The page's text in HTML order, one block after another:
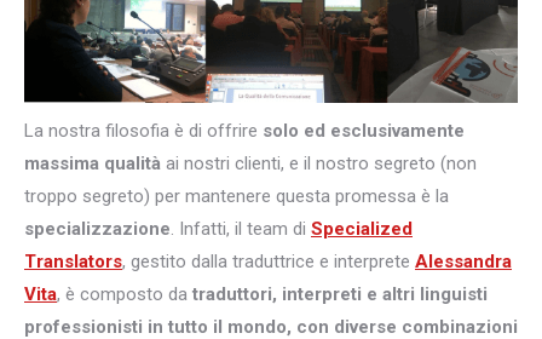
La nostra filosofia è di offrire solo ed esclusivamente
massima qualità ai nostri clienti, e il nostro segreto (non
troppo segreto) per mantenere questa promessa è la
specializzazione. Infatti, il team di Specialized
Translators, gestito dalla traduttrice e interprete Alessandra
Vita, è composto da traduttori, interpreti e altri linguisti
professionisti in tutto il mondo, con diverse combinazioni